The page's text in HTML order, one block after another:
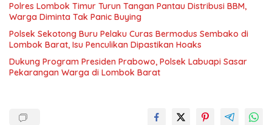
Polres Lombok Timur Turun Tangan Pantau Distribusi BBM,
Warga Diminta Tak Panic Buying
Polsek Sekotong Buru Pelaku Curas Bermodus Sembako di
Lombok Barat, Isu Penculikan Dipastikan Hoaks
Dukung Program Presiden Prabowo, Polsek Labuapi Sasar
Pekarangan Warga di Lombok Barat